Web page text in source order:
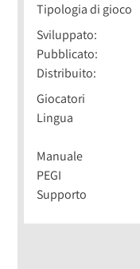
Tipologia di gioco
Sviluppato:
Pubblicato:
Distribuito:
Giocatori
Lingua
Manuale
PEGI
Supporto